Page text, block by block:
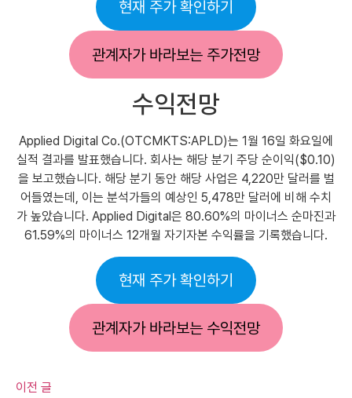
현재 주가 확인하기
관계자가 바라보는 주가전망
수익전망
Applied Digital Co.(OTCMKTS:APLD)는 1월 16일 화요일에
실적 결과를 발표했습니다. 회사는 해당 분기 주당 순이익($0.10)
을 보고했습니다. 해당 분기 동안 해당 사업은 4,220만 달러를 벌
어들였는데, 이는 분석가들의 예상인 5,478만 달러에 비해 수치
가 높았습니다. Applied Digital은 80.60%의 마이너스 순마진과
61.59%의 마이너스 12개월 자기자본 수익률을 기록했습니다.
현재 주가 확인하기
관계자가 바라보는 수익전망
이전 글